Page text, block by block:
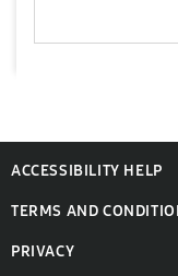
ACCESSIBILITY HELP
TERMS AND
PRIVACY